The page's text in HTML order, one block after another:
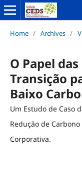
Home / Archives /
O Papel
Transição
Baixo
Um Estudo de Caso
Redução de
Corporativa.